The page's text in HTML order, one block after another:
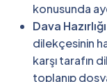
konusunda
Dava
dilekçesinin
karşı tarafın
toplanıp